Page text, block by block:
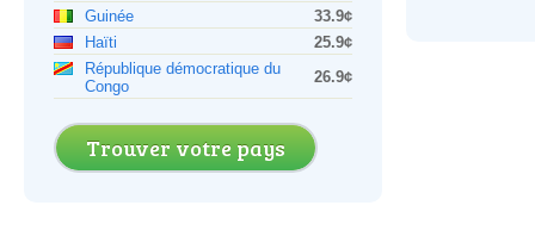
Guinée
33.9¢
Haïti
25.9¢
République démocratique du
Congo
26.9¢
Trouver votre pays